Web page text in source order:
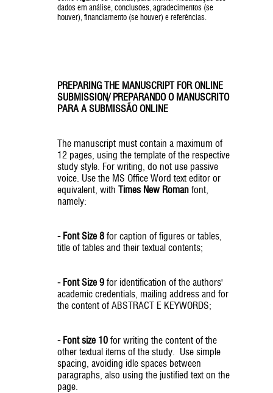
dados em análise, conclusões, agradecimentos (se
houver), financiamento (se houver) e referências.
PREPARING THE MANUSCRIPT FOR ONLINE
SUBMISSION/ PREPARANDO O MANUSCRITO
PARA A SUBMISSÃO ONLINE
The manuscript must contain a maximum of
12 pages, using the template of the respective
study style. For writing, do not use passive
voice. Use the MS Office Word text editor or
equivalent, with Times New Roman font,
namely:
- Font Size 8 for caption of figures or tables,
title of tables and their textual contents;
- Font Size 9 for identification of the authors'
academic credentials, mailing address and for
the content of ABSTRACT E KEYWORDS;
- Font size 10 for writing the content of the
other textual items of the study. Use simple
spacing, avoiding idle spaces between
paragraphs, also using the justified text on the
page.